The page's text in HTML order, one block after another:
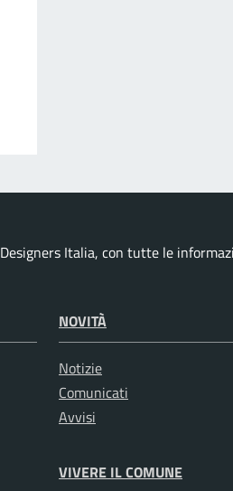
Italia, con tutte le
NOVITÀ
Notizie
Comunicati
Avvisi
VIVERE IL COMUNE